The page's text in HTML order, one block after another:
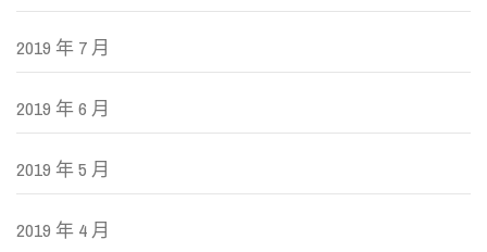
2019 年 7 月
2019 年 6 月
2019 年 5 月
2019 年 4 月